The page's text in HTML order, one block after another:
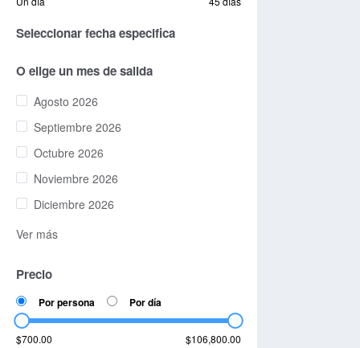
Seleccionar fecha especifica
O elige un mes de salida
Agosto 2026
Septiembre 2026
Octubre 2026
Noviembre 2026
Diciembre 2026
Ver más
Precio
Por persona Por día
$700.00 $106,800.00